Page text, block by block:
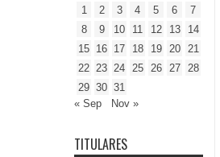
1
2 3 4 5 6
7
8
9 10 11 12 13
14
15 16 17 18 19 20
21
22 23 24 25 26 27
28
29 30 31
« Sep
Nov »
TITULARES